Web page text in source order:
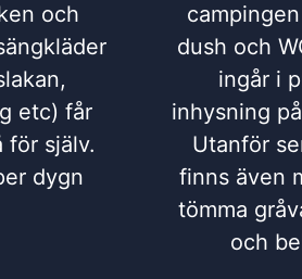
och
etc) får
för själv.
dygn
dush och
ingår i
inhysning
Utanför
finns även
tömma
och